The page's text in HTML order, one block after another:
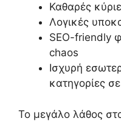
Καθαρές
Λογικές
SEO-friendly
chaos
Ισχυρή
κατηγορίες
Το μεγάλο λάθος